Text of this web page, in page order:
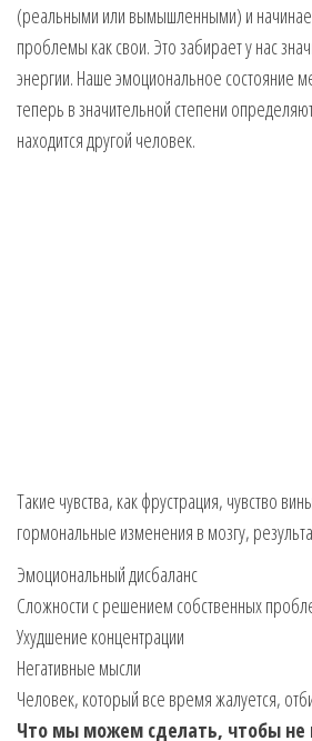
(реальными или вымышленными) и
проблемы как свои. Это забирает у нас
энергии. Наше эмоциональное состояние
теперь в значительной степени
находится другой человек.
Такие чувства, как фрустрация, чувство
гормональные изменения в мозгу,
Эмоциональный дисбаланс
Сложности с решением собственных
Ухудшение концентрации
Негативные мысли
Человек, который все время жалуется,
Что мы можем сделать, чтобы не